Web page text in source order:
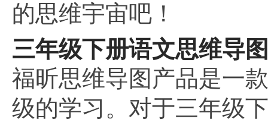
的思维宇宙吧！
三年级下册语文思维导图
福昕思维导图产品是一
级的学习。对于三年级